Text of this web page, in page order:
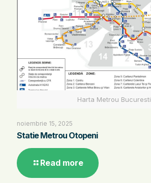
Harta Metrou Bucuresti
noiembrie 15, 2025
Statie Metrou Otopeni
Read more